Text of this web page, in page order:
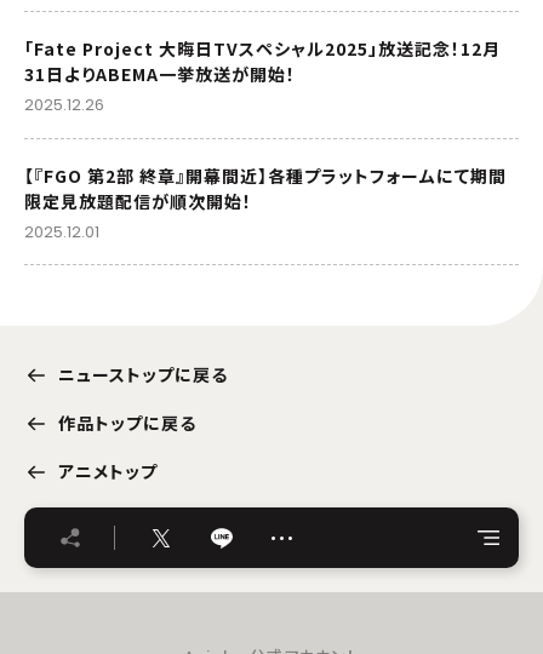
「Fate Project 大晦日TVスペシャル2025」放送記念！12月
31日よりABEMA一挙放送が開始！
2025.12.26
【『FGO 第2部 終章』開幕間近】各種プラットフォームにて期間
限定見放題配信が順次開始！
2025.12.01
ニューストップに戻る
作品トップに戻る
アニメトップ
…